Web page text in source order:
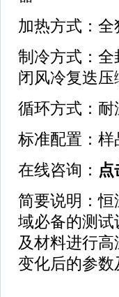
加热方式：
制冷方式：全
闭风冷复迭压
循环方式：
标准配置：样
在线咨询： 点
简要说明：
域必备的测
及材料进行
变化后的参数